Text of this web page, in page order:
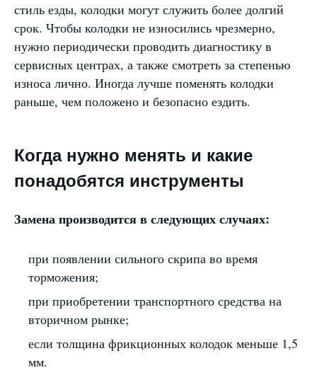
стиль езды, колодки могут служить более долгий
срок. Чтобы колодки не износились чрезмерно,
нужно периодически проводить диагностику в
сервисных центрах, а также смотреть за степенью
износа лично. Иногда лучше поменять колодки
раньше, чем положено и безопасно ездить.
Когда нужно менять и какие
понадобятся инструменты
Замена производится в следующих случаях:
при появлении сильного скрипа во время
торможения;
при приобретении транспортного средства на
вторичном рынке;
если толщина фрикционных колодок меньше 1,5
мм.